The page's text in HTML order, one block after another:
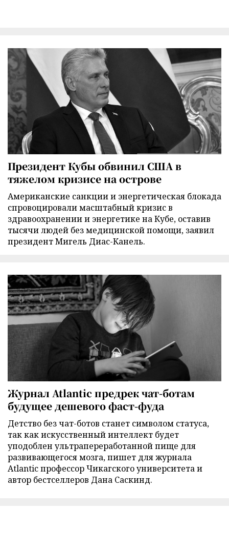
Президент Кубы обвинил США в
тяжелом кризисе на острове
Американские санкции и энергетическая блокада
спровоцировали масштабный кризис в
здравоохранении и энергетике на Кубе, оставив
тысячи людей без медицинской помощи, заявил
президент Мигель Диас-Канель.
Журнал Atlantic предрек чат-ботам
будущее дешевого фаст-фуда
Детство без чат-ботов станет символом статуса,
так как искусственный интеллект будет
уподоблен ультрапереработанной пище для
развивающегося мозга, пишет для журнала
Atlantic профессор Чикагского университета и
автор бестселлеров Дана Саскинд.